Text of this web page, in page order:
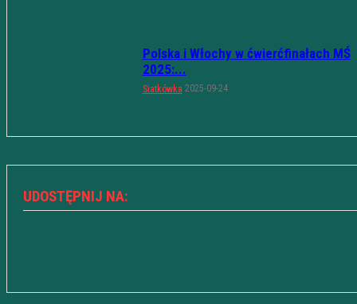
Polska i Włochy w ćwierćfinałach MŚ
2025:...
Siatkówka 2025-09-24
UDOSTĘPNIJ NA: